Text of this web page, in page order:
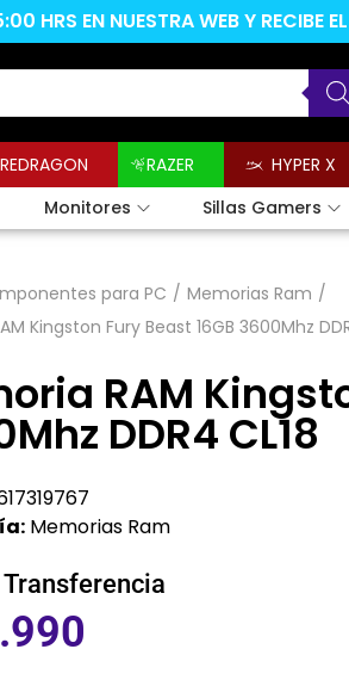
HRS EN NUESTRA WEB Y RECIBE
REDRAGON RAZER HYPER X
Monitores Sillas Gamers
para PC / Memorias Ram /
Kingston Fury Beast 16GB 3600Mhz
RAM
DDR4 CL18
Memorias Ram